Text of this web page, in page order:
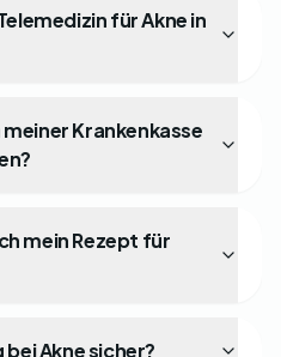
für Akne in
Krankenkasse
mein Rezept für
Akne sicher?